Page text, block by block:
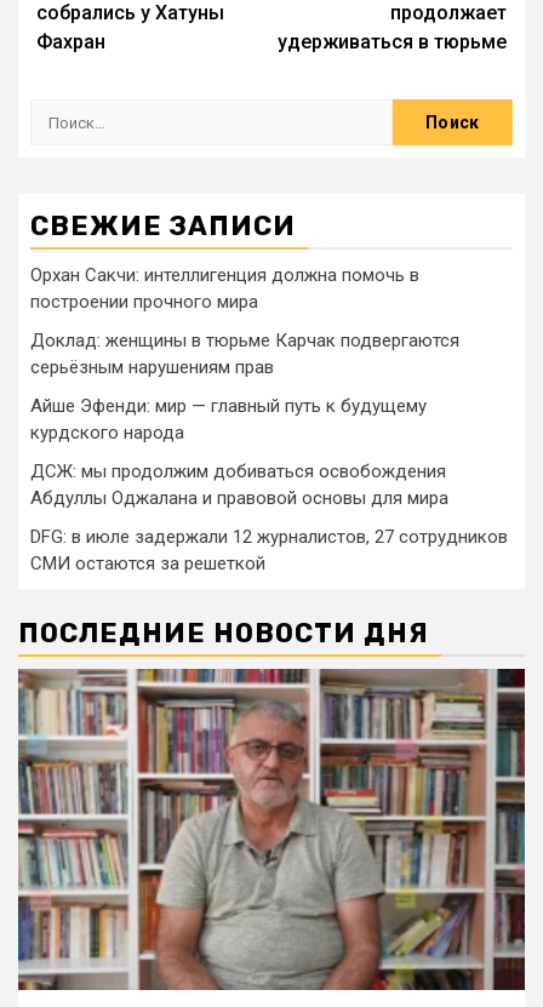
собрались у Хатуны
Фахран
продолжает
удерживаться в тюрьме
СВЕЖИЕ ЗАПИСИ
Орхан Сакчи: интеллигенция должна помочь в
построении прочного мира
Доклад: женщины в тюрьме Карчак подвергаются
серьёзным нарушениям прав
Айше Эфенди: мир — главный путь к будущему
курдского народа
ДСЖ: мы продолжим добиваться освобождения
Абдуллы Оджалана и правовой основы для мира
DFG: в июле задержали 12 журналистов, 27 сотрудников
СМИ остаются за решеткой
ПОСЛЕДНИЕ НОВОСТИ ДНЯ